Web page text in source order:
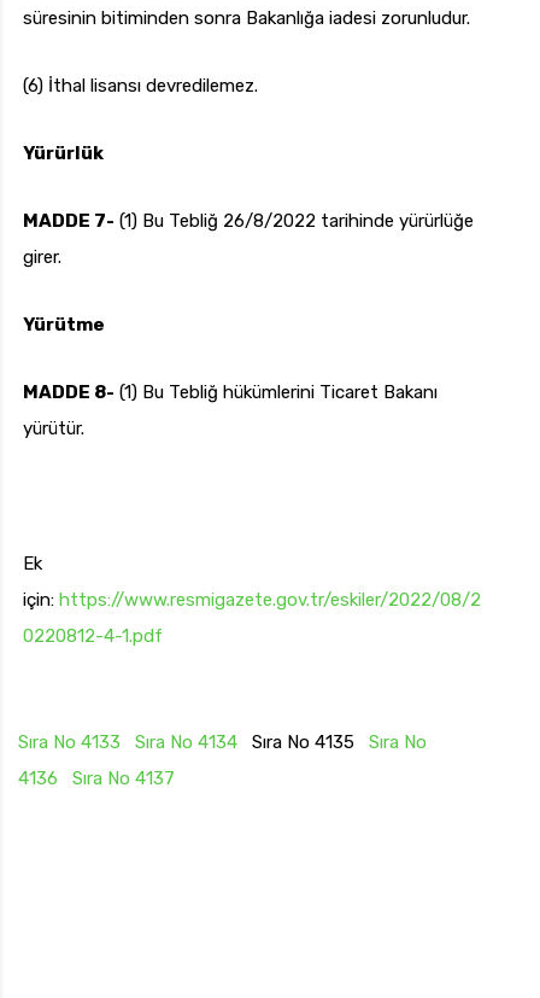
süresinin bitiminden sonra Bakanlığa iadesi zorunludur.
(6) İthal lisansı devredilemez.
Yürürlük
MADDE 7- (1) Bu Tebliğ 26/8/2022 tarihinde yürürlüğe
girer.
Yürütme
MADDE 8- (1) Bu Tebliğ hükümlerini Ticaret Bakanı
yürütür.
Ek
için: https://www.resmigazete.gov.tr/eskiler/2022/08/2
0220812-4-1.pdf
Sıra No 4133 Sıra No 4134 Sıra No 4135 Sıra No
4136
Sıra No 4137